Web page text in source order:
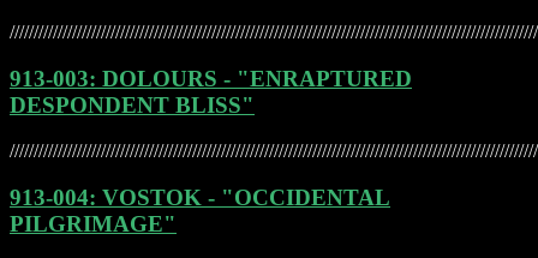
//////////////////////////////////////////////////////////////////////////////////////////////////////////////
913-003: DOLOURS - "ENRAPTURED
DESPONDENT BLISS"
//////////////////////////////////////////////////////////////////////////////////////////////////////////////
913-004: VOSTOK - "OCCIDENTAL
PILGRIMAGE"